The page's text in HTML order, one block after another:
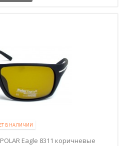
В НАЛИЧИИ
Eagle 8311 коричневые